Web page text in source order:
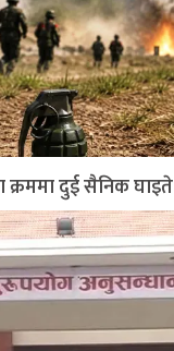
दुई सैनिक घाइते